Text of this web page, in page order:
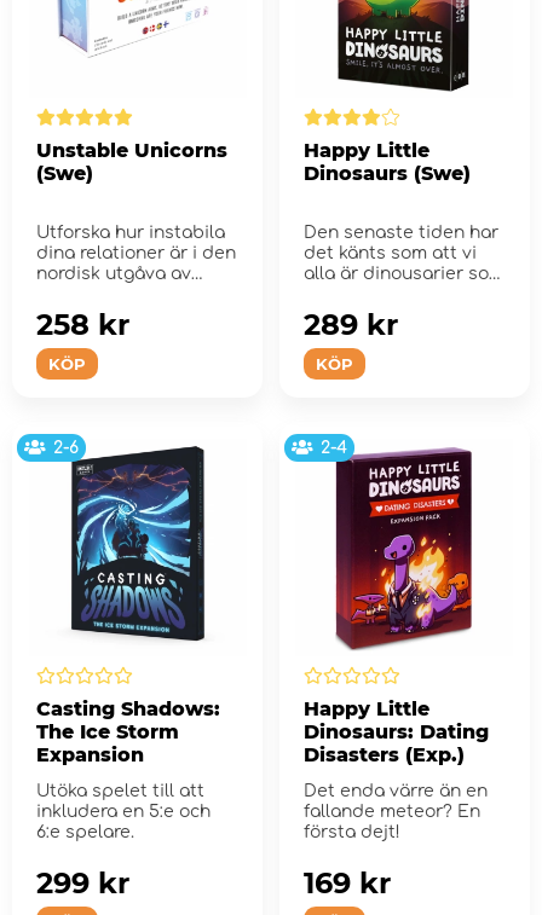
Unstable Unicorns
(Swe)
Utforska hur instabila
dina relationer är i den
nordisk utgåva av
KÖP
258 kr
Happy Little
Dinosaurs (Swe)
Den senaste tiden har
det känts som att vi
alla är dinousarier som
KÖP
289 kr
2-6
Casting Shadows:
The Ice Storm
Expansion
Utöka spelet till att
inkludera en 5:e och
6:e spelare.
299 kr
2-4
Happy Little
Dinosaurs: Dating
Disasters (Exp.)
Det enda värre än en
fallande meteor? En
första dejt!
169 kr